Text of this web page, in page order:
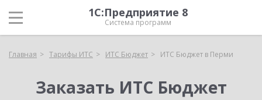
1С:Предприятие 8
Система программ
Главная Тарифы ИТС ИТС Бюджет ИТС Бюджет в Перми
Заказать ИТС Бюджет